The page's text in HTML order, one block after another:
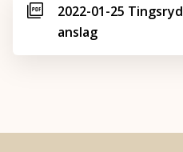
2022-01-25
anslag